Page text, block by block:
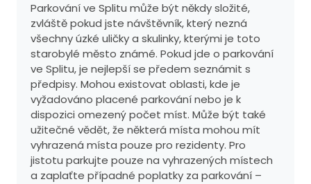
Parkování ve Splitu může být někdy složité,
zvláště pokud jste návštěvník, který nezná
všechny úzké uličky a skulinky, kterými je toto
starobylé město známé. Pokud jde o parkování
ve Splitu, je nejlepší se předem seznámit s
předpisy. Mohou existovat oblasti, kde je
vyžadováno placené parkování nebo je k
dispozici omezený počet míst. Může být také
užitečné vědět, že některá místa mohou mít
vyhrazená místa pouze pro rezidenty. Pro
jistotu parkujte pouze na vyhrazených místech
a zaplaťte případné poplatky za parkování –